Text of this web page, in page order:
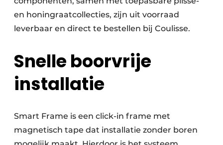
en honingraatcollecties, zijn uit voorraad
leverbaar en direct te bestellen bij Coulisse.
Snelle boorvrije
installatie
Smart Frame is een click-in frame met
magnetisch tape dat installatie zonder boren